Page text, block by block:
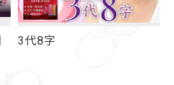
3代8字